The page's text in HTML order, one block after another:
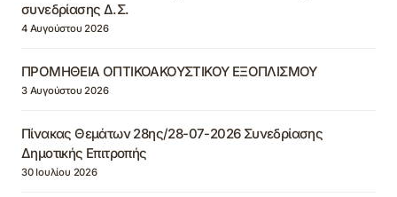
συνεδρίασης Δ.Σ.
4 Αυγούστου 2026
ΠΡΟΜΗΘΕΙΑ ΟΠΤΙΚΟΑΚΟΥΣΤΙΚΟΥ ΕΞΟΠΛΙΣΜΟΥ
3 Αυγούστου 2026
Πίνακας Θεμάτων 28ης/28-07-2026 Συνεδρίασης
Δημοτικής Επιτροπής
30 Ιουλίου 2026